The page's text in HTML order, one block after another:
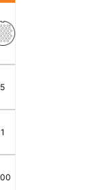
5
1